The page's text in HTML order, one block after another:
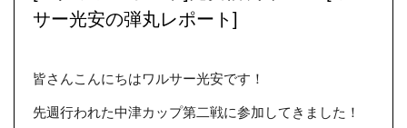
サー光安の弾丸レポート]
皆さんこんにちはワルサー光安です！
先週行われた中津カップ第二戦に参加してきました！